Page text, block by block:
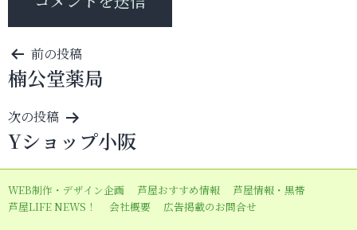
投
稿
ナ
ビ
ゲ
ー
シ
前の投稿
楠公堂薬局
次の投稿
Yショップ小阪
WEB制作・デザイン企画 芦屋おすすめ情報
芦屋情報・黒帯
芦屋LIFE NEWS！
会社概要 広告掲載のお問合せ